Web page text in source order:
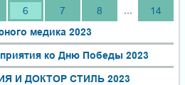
6 7 8
14
медика 2023
ко Дню Победы 2023
И ДОКТОР СТИЛЬ 2023